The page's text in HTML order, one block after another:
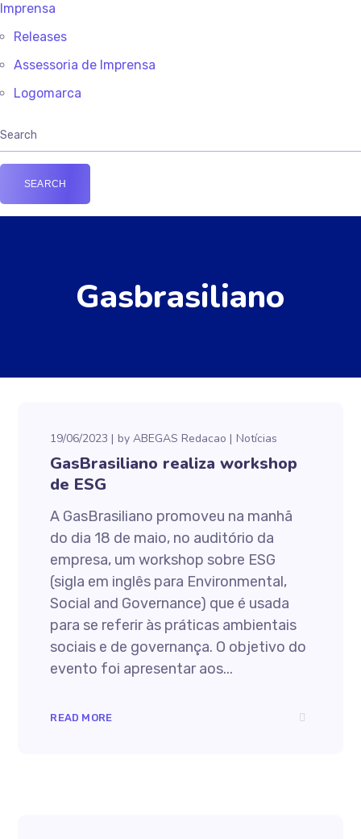
Imprensa
Releases
Assessoria de Imprensa
Logomarca
Gasbrasiliano
19/06/2023 byABEGAS Redacao Notícias
GasBrasiliano realiza workshop
de ESG
A GasBrasiliano promoveu na manhã
do dia 18 de maio, no auditório da
empresa, um workshop sobre ESG
(sigla em inglês para Environmental,
Social and Governance) que é usada
para se referir às práticas ambientais
sociais e de governança. O objetivo do
evento foi apresentar aos...
READ MORE